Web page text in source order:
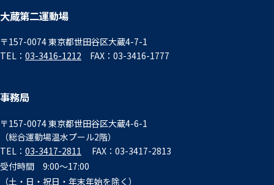
大蔵第二運動場
〒157-0074 東京都世田谷区大蔵4-7-1
TEL： 03-3416-1212 FAX：03-3416-1777
事務局
〒157-0074 東京都世田谷区大蔵4-6-1
（総合運動場温水プール2階）
TEL： 03-3417-2811
FAX：03-3417-2813
受付時間 9:00～17:00
（土・日・祝日・年末年始を除く）